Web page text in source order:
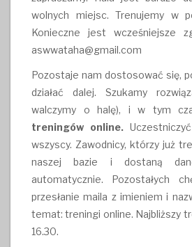
wolnych miejsc. Trenujemy w
Konieczne jest wcześniejsze
aswwataha@gmail.com
Pozostaje nam dostosować się,
działać dalej. Szukamy
walczymy o halę), i w tym
treningów online.
wszyscy. Zawodnicy, którzy już
naszej bazie i dostaną
automatycznie. Pozostałych
przesłanie maila z imieniem i
temat: treningi online. Najbliższy
16.30.